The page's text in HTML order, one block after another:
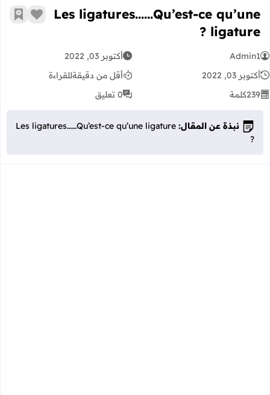
Les ligatures……Qu’est-ce qu’une
ligature ?
زر أضف
Admin1
أكتوبر 03, 2022
أكتوبر 03, 2022
أقل من دقيقةللقراءة
239كلمة 0 تعليق
نبذة عن المقال: Les ligatures……Qu’est-ce qu’une ligature
?